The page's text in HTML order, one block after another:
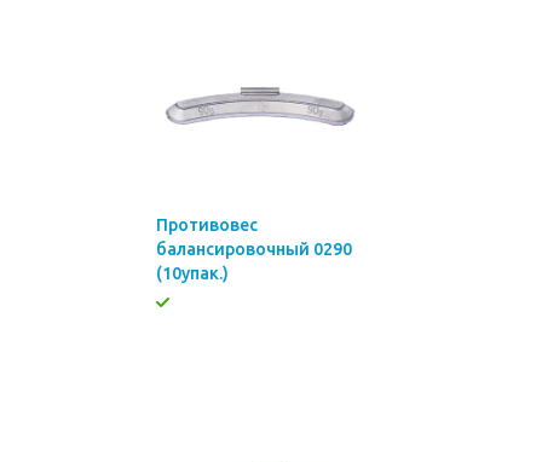
Противовес
балансировочный 0290
(10упак.)